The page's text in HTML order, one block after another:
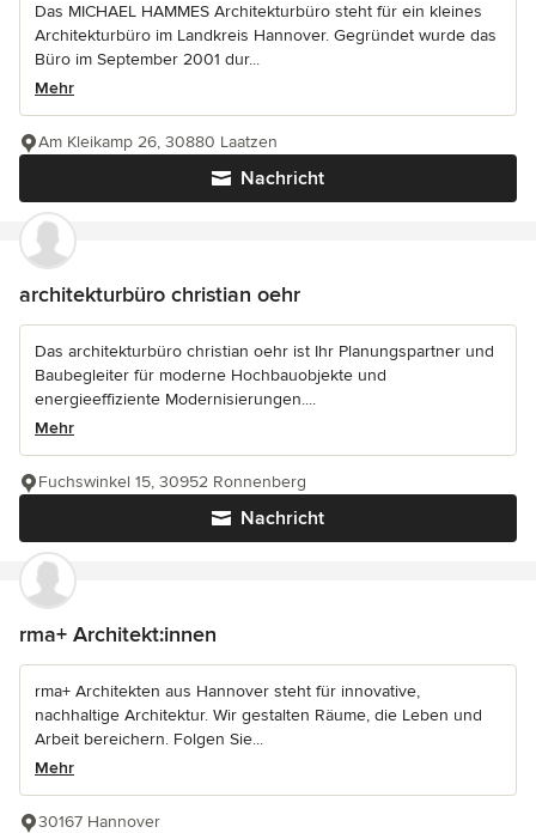
Das MICHAEL HAMMES Architekturbüro steht für ein kleines
Architekturbüro im Landkreis Hannover. Gegründet wurde das
Büro im September 2001 dur...
Mehr
Nachricht
Am Kleikamp 26, 30880 Laatzen
architekturbüro christian oehr
Das architekturbüro christian oehr ist Ihr Planungspartner und
Baubegleiter für moderne Hochbauobjekte und
energieeffiziente Modernisierungen....
Mehr
Nachricht
Fuchswinkel 15, 30952 Ronnenberg
rma+ Architekt:innen
rma+ Architekten aus Hannover steht für innovative,
nachhaltige Architektur. Wir gestalten Räume, die Leben und
Arbeit bereichern. Folgen Sie...
Mehr
30167 Hannover